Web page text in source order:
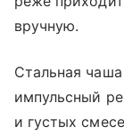
вручную.
Стальная
импульсный
и густых